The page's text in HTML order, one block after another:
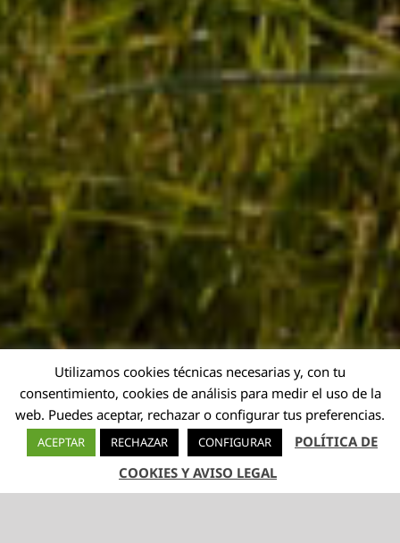
Utilizamos cookies técnicas necesarias y, con tu
consentimiento, cookies de análisis para medir el uso de la
web. Puedes aceptar, rechazar o configurar tus preferencias.
ACEPTAR RECHAZAR CONFIGURAR
POLÍTICA DE
COOKIES Y AVISO LEGAL